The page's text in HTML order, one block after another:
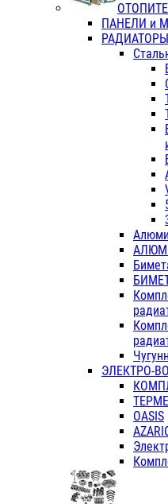
ПАНЕЛИ и
ЭЛЕКТРО-
OASIS